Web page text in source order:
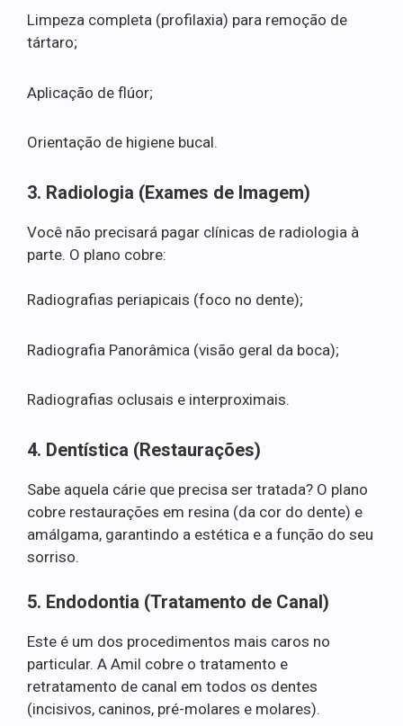
Limpeza completa (profilaxia) para remoção de
tártaro;
Aplicação de flúor;
Orientação de higiene bucal.
3. Radiologia (Exames de Imagem)
Você não precisará pagar clínicas de radiologia à
parte. O plano cobre:
Radiografias periapicais (foco no dente);
Radiografia Panorâmica (visão geral da boca);
Radiografias oclusais e interproximais.
4. Dentística (Restaurações)
Sabe aquela cárie que precisa ser tratada? O plano
cobre restaurações em resina (da cor do dente) e
amálgama, garantindo a estética e a função do seu
sorriso.
5. Endodontia (Tratamento de Canal)
Este é um dos procedimentos mais caros no
particular. A Amil cobre o tratamento e
retratamento de canal em todos os dentes
(incisivos, caninos, pré-molares e molares).